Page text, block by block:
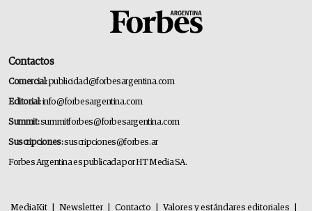
Contactos
Comercial:publicidad@forbesargentina.com
Editorial:info@forbesargentina.com
Summit:summitforbes@forbesargentina.com
Suscripciones:suscripciones@forbes.ar
Forbes Argentina es publicada por HT Media SA.
MediaKit Newsletter Contacto Valores y estándares editoriales